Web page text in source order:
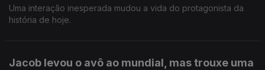
Uma interação inesperada mudou a vida do protagonista da
história de hoje.
Jacob levou o avô ao mundial, mas trouxe uma